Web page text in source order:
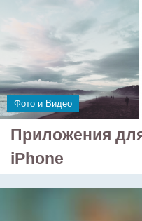
Фото и Видео
Приложения
iPhone